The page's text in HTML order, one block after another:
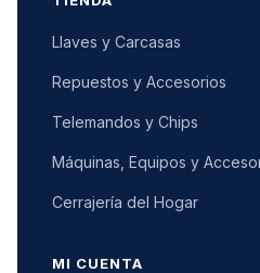
Llaves y Carcasas
Repuestos y Accesorios
Telemandos y Chips
Máquinas, Equipos y
Cerrajería del Hogar
MI CUENTA